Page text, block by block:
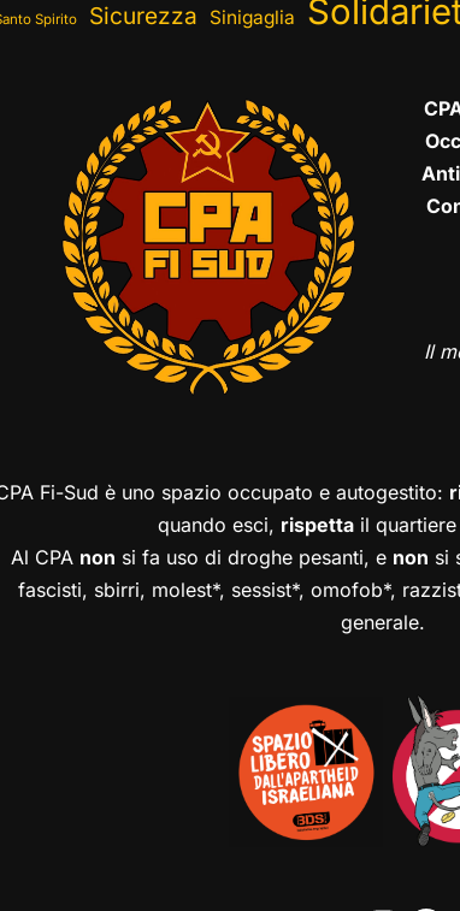
Spirito Sicurezza Sinigaglia
Il
Fi-Sud è uno spazio occupato e autogestito:
quando esci, rispetta il
Al CPA non si fa uso di droghe pesanti, e non si
fascisti, sbirri, molest*, sessist*, omofob*,
generale.